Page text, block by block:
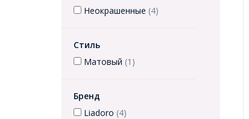
Неокрашенные (4)
Стиль
Матовый (1)
Бренд
Liadoro (4)